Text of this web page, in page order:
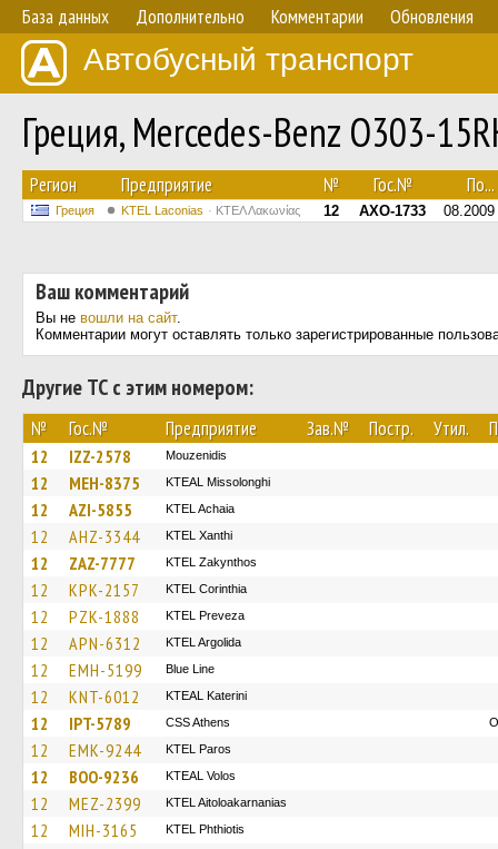
База данных Дополнительно Комментарии Обновления
Автобусный транспорт
Греция, Mercedes-Benz O303-
Регион Предприятие № Гос.№ По...
Греция ΚΤΕL Laconias ΚΤΕΛ Λακωνίας 12 AXO-1733 08.2009
Ваш комментарий
Вы не вошли на сайт.
Комментарии могут оставлять только зарегистрированные
Другие ТС с этим номером:
№ Гос.№ Предприятие Зав.№ Постр. Утил.
12 IZZ-2578 Mouzenidis
12 MEH-8375 KTEAL Missolonghi
12 AZI-5855 KTEL Achaia
12 AHZ-3344 KTEL Xanthi
12 ZAZ-7777 KTEL Zakynthos
12 KPK-2157 KTEL Corinthia
12 PZK-1888 KTEL Preveza
12 APN-6312 KTEL Argolida
12 EMH-5199 Blue Line
12 KNT-6012 KTEAL Katerini
12 IPT-5789 CSS Athens
12 EMK-9244 KTEL Paros
12 BOO-9236 KTEAL Volos
12 MEZ-2399 KTEL Aitoloakarnanias
12 MIH-3165 ΚΤΕL Phthiotis